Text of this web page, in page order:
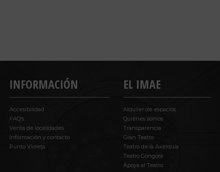
INFORMACIÓN
Accesibilidad
FAQ’s
Venta de localidades
Información y contacto
Punto Violeta
EL IMAE
Alquiler de espacios
Quiénes somos
Transparencia
Gran Teatro
Teatro de la Axerquía
Teatro Góngora
Apoya al Teatro